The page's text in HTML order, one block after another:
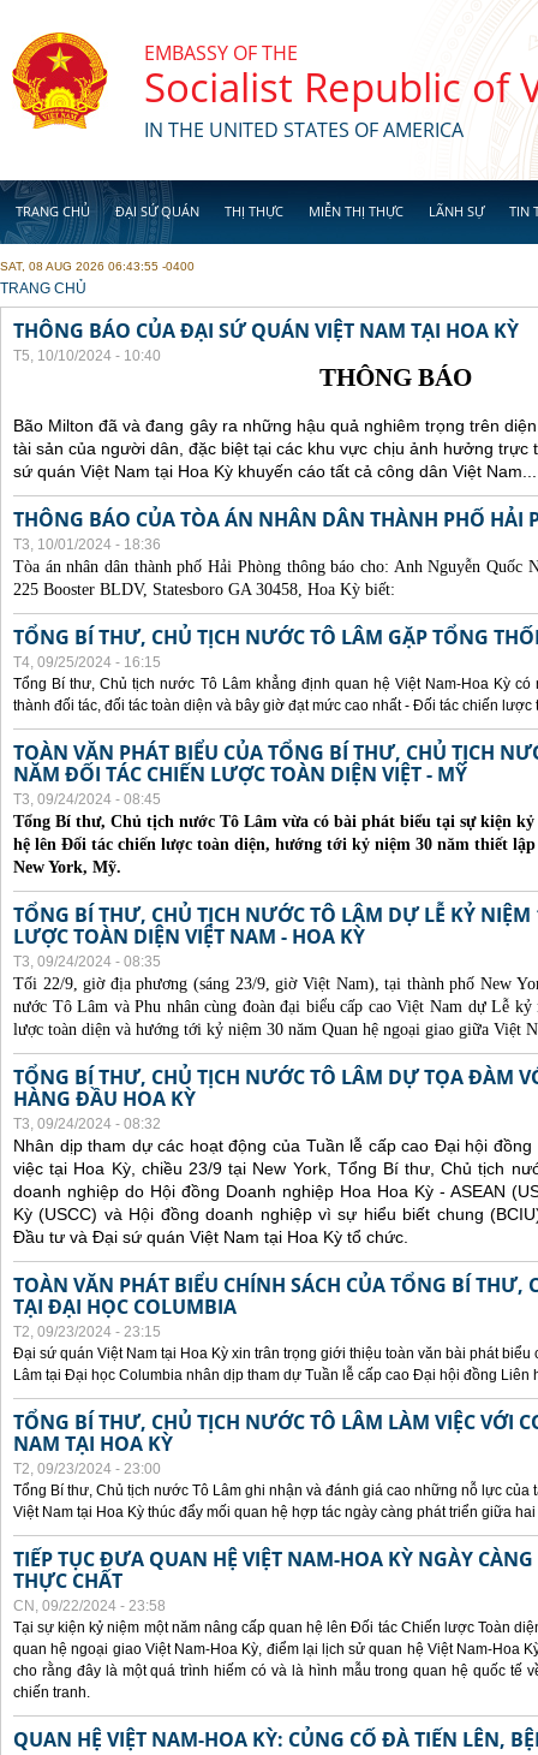
EMBASSY OF THE
Socialist Republic of
IN THE UNITED STATES OF AMERICA
TRANG CHỦ ĐẠI SỨ QUÁN THỊ THỰC MIỄN THỊ THỰC LÃNH SỰ TIN
SAT, 08 AUG 2026 06:43:55 -0400
YOU ARE HERE
TRANG CHỦ
THÔNG BÁO CỦA ĐẠI SỨ QUÁN VIỆT NAM TẠI HOA KỲ
T5, 10/10/2024 - 10:40
THÔNG BÁO
Bão Milton đã và đang gây ra những hậu quả nghiêm trọng trên
tài sản của người dân, đặc biệt tại các khu vực chịu ảnh hưởng
sứ quán Việt Nam tại Hoa Kỳ khuyến cáo tất cả công dân Việt Nam...
THÔNG BÁO CỦA TÒA ÁN NHÂN DÂN THÀNH PHỐ HẢI
T3, 10/01/2024 - 18:36
Tòa án nhân dân thành phố Hải Phòng thông báo cho: Anh Nguyễn Quốc
225 Booster BLDV, Statesboro GA 30458, Hoa Kỳ biết:
TỔNG BÍ THƯ, CHỦ TỊCH NƯỚC TÔ LÂM GẶP TỔNG
T4, 09/25/2024 - 16:15
Tổng Bí thư, Chủ tịch nước Tô Lâm khẳng định quan hệ Việt Nam-Hoa Kỳ
thành đối tác, đối tác toàn diện và bây giờ đạt mức cao nhất - Đối tác chiến lược
TOÀN VĂN PHÁT BIỂU CỦA TỔNG BÍ THƯ, CHỦ TỊCH
NĂM ĐỐI TÁC CHIẾN LƯỢC TOÀN DIỆN VIỆT - MỸ
T3, 09/24/2024 - 08:45
Tổng Bí thư, Chủ tịch nước Tô Lâm vừa có bài phát biểu tại sự kiện
hệ lên Đối tác chiến lược toàn diện, hướng tới kỷ niệm 30 năm thiết
New York, Mỹ.
TỔNG BÍ THƯ, CHỦ TỊCH NƯỚC TÔ LÂM DỰ LỄ KỶ
LƯỢC TOÀN DIỆN VIỆT NAM - HOA KỲ
T3, 09/24/2024 - 08:35
Tối 22/9, giờ địa phương (sáng 23/9, giờ Việt Nam), tại thành phố New
nước Tô Lâm và Phu nhân cùng đoàn đại biểu cấp cao Việt Nam dự Lễ
lược toàn diện và hướng tới kỷ niệm 30 năm Quan hệ ngoại giao giữa Việt
TỔNG BÍ THƯ, CHỦ TỊCH NƯỚC TÔ LÂM DỰ TỌA ĐÀM
HÀNG ĐẦU HOA KỲ
T3, 09/24/2024 - 08:32
Nhân dịp tham dự các hoạt động của Tuần lễ cấp cao Đại hội
việc tại Hoa Kỳ, chiều 23/9 tại New York, Tổng Bí thư, Chủ tịch
doanh nghiệp do Hội đồng Doanh nghiệp Hoa Hoa Kỳ - ASEAN
Kỳ (USCC) và Hội đồng doanh nghiệp vì sự hiểu biết chung
Đầu tư và Đại sứ quán Việt Nam tại Hoa Kỳ tổ chức.
TOÀN VĂN PHÁT BIỂU CHÍNH SÁCH CỦA TỔNG BÍ THƯ,
TẠI ĐẠI HỌC COLUMBIA
T2, 09/23/2024 - 23:15
Đại sứ quán Việt Nam tại Hoa Kỳ xin trân trọng giới thiệu toàn văn bài phát biểu
Lâm tại Đại học Columbia nhân dịp tham dự Tuần lễ cấp cao Đại hội đồng Liên
TỔNG BÍ THƯ, CHỦ TỊCH NƯỚC TÔ LÂM LÀM VIỆC VỚI
NAM TẠI HOA KỲ
T2, 09/23/2024 - 23:00
Tổng Bí thư, Chủ tịch nước Tô Lâm ghi nhận và đánh giá cao những nỗ lực của
Việt Nam tại Hoa Kỳ thúc đẩy mối quan hệ hợp tác ngày càng phát triển giữa
TIẾP TỤC ĐƯA QUAN HỆ VIỆT NAM-HOA KỲ NGÀY
THỰC CHẤT
CN, 09/22/2024 - 23:58
Tại sự kiện kỷ niệm một năm nâng cấp quan hệ lên Đối tác Chiến lược Toàn
quan hệ ngoại giao Việt Nam-Hoa Kỳ, điểm lại lịch sử quan hệ Việt Nam-Hoa
cho rằng đây là một quá trình hiếm có và là hình mẫu trong quan hệ quốc tế
chiến tranh.
QUAN HỆ VIỆT NAM-HOA KỲ: CỦNG CỐ ĐÀ TIẾN LÊN,